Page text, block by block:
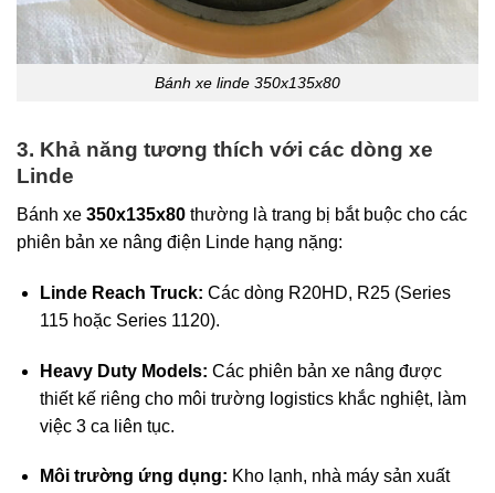
Bánh xe linde 350x135x80
3. Khả năng tương thích với các dòng xe
Linde
Bánh xe 350x135x80 thường là trang bị bắt buộc cho các
phiên bản xe nâng điện Linde hạng nặng:
Linde Reach Truck: Các dòng R20HD, R25 (Series
115 hoặc Series 1120).
Heavy Duty Models: Các phiên bản xe nâng được
thiết kế riêng cho môi trường logistics khắc nghiệt, làm
việc 3 ca liên tục.
Môi trường ứng dụng: Kho lạnh, nhà máy sản xuất